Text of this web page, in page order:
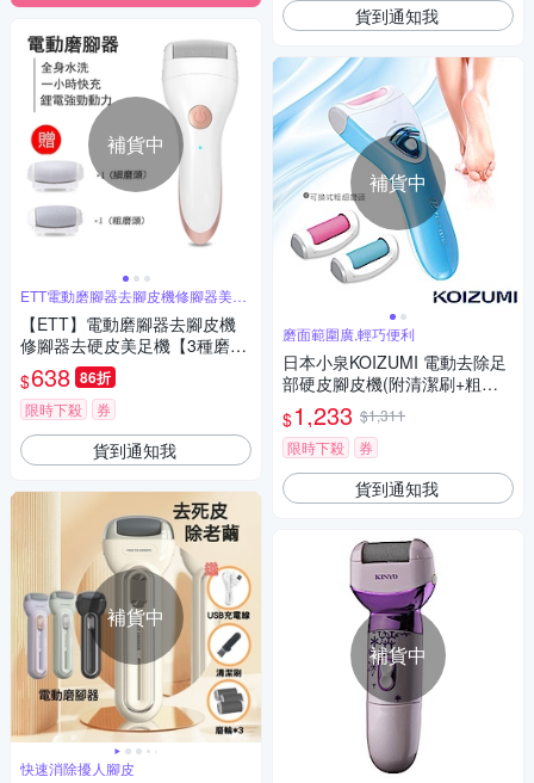
補貨中
ETT電動磨腳器去腳皮機修腳器美足
【ETT】電動磨腳器去腳皮機
修腳器去硬皮美足機【3種磨頭
強勁動力】USB充電修腳機磨
腳機
$638 86折
限時下殺 券
貨到通知我
補貨中
快速消除擾人腳皮
貨到通知我
補貨中
磨面範圍廣,輕巧便利
日本小泉KOIZUMI 電動去除足
部硬皮腳皮機(附清潔刷+粗磨
頭+細磨頭)-藍色
$1,233 $1,311
限時下殺
券
貨到通知我
補貨中